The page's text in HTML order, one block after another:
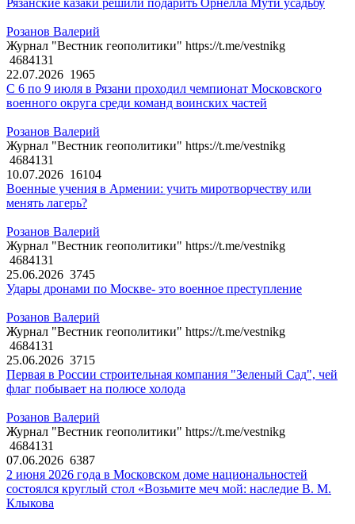
Рязанские казаки решили подарить Орнелла Мути усадьбу
Розанов Валерий
Журнал "Вестник геополитики" https://t.me/vestnikg
4684131
22.07.2026 1965
С 6 по 9 июля в Рязани проходил чемпионат Московского
военного округа среди команд воинских частей
Розанов Валерий
Журнал "Вестник геополитики" https://t.me/vestnikg
4684131
10.07.2026 16104
Военные учения в Армении: учить миротворчеству или
менять лагерь?
Розанов Валерий
Журнал "Вестник геополитики" https://t.me/vestnikg
4684131
25.06.2026 3745
Удары дронами по Москве- это военное преступление
Розанов Валерий
Журнал "Вестник геополитики" https://t.me/vestnikg
4684131
25.06.2026 3715
Первая в России строительная компания "Зеленый Сад", чей
флаг побывает на полюсе холода
Розанов Валерий
Журнал "Вестник геополитики" https://t.me/vestnikg
4684131
07.06.2026 6387
2 июня 2026 года в Московском доме национальностей
состоялся круглый стол «Возьмите меч мой: наследие В. М.
Клыкова